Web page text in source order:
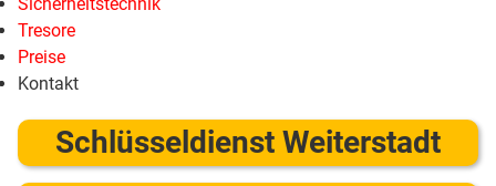
Tresore
Preise
Kontakt
Schlüsseldienst Weiterstadt